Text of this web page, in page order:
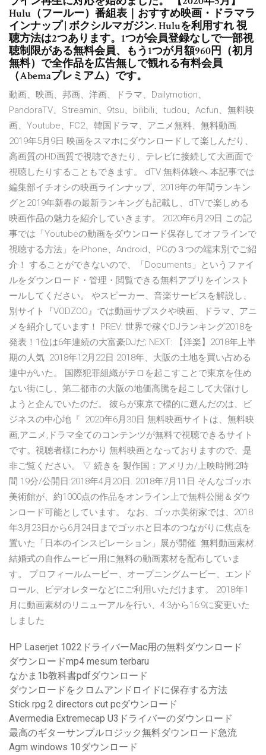
Hulu（フールー）番組表｜おすすめ映画・ドラマラ
インナップ | ボクシルマガジン. Huluを利用すれ 視
聴方法は2つあります。1つが会員登録なしで一部視
聴制限がある無料会員、もう1つが月額960円（初月
無料）で全作品を広告無しで観れる有料会員
（Abemaプレミアム）です。
動画、映画、邦画、洋画、ドラマ、Dailymotion、
PandoraTV、Streamin、9tsu、bilibili、tudou、Acfun、無料映
画、Youtube、FC2、韓国ドラマ、アニメ無料、無料動画.
2019年5月9日 映画をスマホにダウンロードして楽しんだり、
高画質のHD画質で視聴できたり、テレビに接続して大画面で
視聴したりすることもできます。 dTV 無料体験へ 本記事では
編集部イチオシの映画ラインナップ、2018年の年間ランキン
グと2019年新春の最新ランキングも記載し、dTVで楽しめる
映画作品の魅力を紹介していきます。 2020年6月29日 この記
事では「Youtubeの動画をダウンロード保存してオフラインで
視聴する方法」をiPhone、Android、PCの３つの端末別でご紹
介！ することができないので、「Documents」というファイ
ルをダウンロード・管理・閲覧できる無料アプリをインスト
ールしてください。 やスピーカー、音楽サービスを解説し、
別サイト『VODZOO』では動画サブスクや映画、ドラマ、アニ
メを紹介しています！ PREV: 世界で稼ぐDJランキング2018を
発表！1位は6年連続の大富豪DJだ; NEXT: 【洋楽】2018年上半
期の人気 2018年12月22日 2018年、大阪の土地を買い占める
連中がいた。 国際犯罪組織がテロを起こすことで東京を住め
ない街にし、第二都市の大阪の地価高騰を起こして大儲けし
ようと企んでいたのだ。 彼らが東京で標的に選んだのは、ビ
ジネスの中心地『 2020年6月30日 無料映画サイトは、無料映
画,アニメ,ドラマ全てのコンテンツが無料で視聴できるサイト
です。視聴者様にわかり 無料映画となっておりますので、是
非ご覧ください。 ▽ 続きを 製作国：アメリカ/上映時間:2時
間 19分/公開日:2018年4月20日. 2018年7月11日 そんなゴッホ
美術館が、約1000点の作品をオンライン上で無料公開＆ダウ
ンロード可能としています。 なお、ゴッホ美術家では、2018
年3月23日から6月24日までゴッホと日本のつながりに焦点を
置いた「日本のインスピレーション」展が開催 無料動画素材.
結婚式の自作ムービー用に無料の動画素材を配布していま
す。 プロフィールムービー、オープニングムービー、エンド
ロール、ビデオレターなどにご利用いただけます。 2018年1
月に動画素材のリニューアルを行い、4:3から16:9に変更いた
しました
HP Laserjet 1022ドライバーMac用の無料ダウンロード
ダウンロードmp4 mesum terbaru
なかま1b教科書pdfダウンロード
ダウンロードをクロムアンドロイドに保存する方法
Stick rpg 2 directors cut pcダウンロード
Avermedia Extremecap U3ドライバーのダウンロード
最高のギターサンプルロジック無料ダウンロード急流
Agm windows 10ダウンロード